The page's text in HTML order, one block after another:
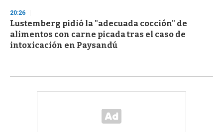
20:26
Lustemberg pidió la "adecuada cocción" de
alimentos con carne picada tras el caso de
intoxicación en Paysandú